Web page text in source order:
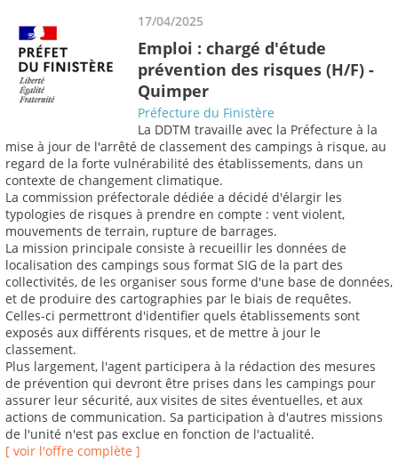
17/04/2025
Emploi : chargé d'étude
prévention des risques (H/F) -
Quimper
Préfecture du Finistère
La DDTM travaille avec la Préfecture à la
mise à jour de l'arrêté de classement des campings à risque, au
regard de la forte vulnérabilité des établissements, dans un
contexte de changement climatique.
La commission préfectorale dédiée a décidé d'élargir les
typologies de risques à prendre en compte : vent violent,
mouvements de terrain, rupture de barrages.
La mission principale consiste à recueillir les données de
localisation des campings sous format SIG de la part des
collectivités, de les organiser sous forme d'une base de données,
et de produire des cartographies par le biais de requêtes.
Celles-ci permettront d'identifier quels établissements sont
exposés aux différents risques, et de mettre à jour le
classement.
Plus largement, l'agent participera à la rédaction des mesures
de prévention qui devront être prises dans les campings pour
assurer leur sécurité, aux visites de sites éventuelles, et aux
actions de communication. Sa participation à d'autres missions
de l'unité n'est pas exclue en fonction de l'actualité.
[ voir l'offre complète ]